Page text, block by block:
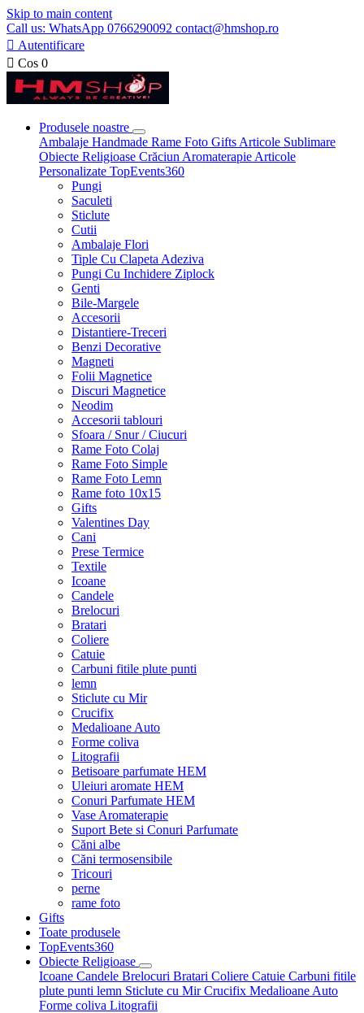
Skip to main content
Call us: WhatsApp 0766290092 contact@hmshop.ro
 Autentificare
 Cos 0
Produsele noastre
Ambalaje Handmade Rame Foto Gifts Articole Sublimare
Obiecte Religioase Crăciun Aromaterapie Articole
Personalizate TopEvents360
Pungi
Saculeti
Sticlute
Cutii
Ambalaje Flori
Tiple Cu Clapeta Adeziva
Pungi Cu Inchidere Ziplock
Genti
Bile-Margele
Accesorii
Distantiere-Treceri
Benzi Decorative
Magneti
Folii Magnetice
Discuri Magnetice
Neodim
Accesorii tablouri
Sfoara / Snur / Ciucuri
Rame Foto Colaj
Rame Foto Simple
Rame Foto Lemn
Rame foto 10x15
Gifts
Valentines Day
Cani
Prese Termice
Textile
Icoane
Candele
Brelocuri
Bratari
Coliere
Catuie
Carbuni fitile plute punti
lemn
Sticlute cu Mir
Crucifix
Medalioane Auto
Forme coliva
Litografii
Betisoare parfumate HEM
Uleiuri aromate HEM
Conuri Parfumate HEM
Vase Aromaterapie
Suport Bete si Conuri Parfumate
Căni albe
Căni termosensibile
Tricouri
perne
rame foto
Gifts
Toate produsele
TopEvents360
Obiecte Religioase
Icoane Candele Brelocuri Bratari Coliere Catuie Carbuni fitile
plute punti lemn Sticlute cu MirCrucifix Medalioane Auto
Forme coliva Litografii